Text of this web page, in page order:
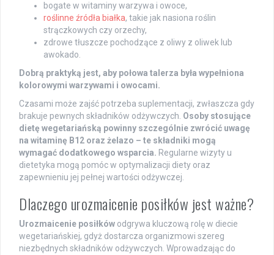
bogate w witaminy warzywa i owoce,
roślinne źródła białka, takie jak nasiona roślin
strączkowych czy orzechy,
zdrowe tłuszcze pochodzące z oliwy z oliwek lub
awokado.
Dobrą praktyką jest, aby połowa talerza była wypełniona
kolorowymi warzywami i owocami.
Czasami może zajść potrzeba suplementacji, zwłaszcza gdy
brakuje pewnych składników odżywczych. Osoby stosujące
dietę wegetariańską powinny szczególnie zwrócić uwagę
na witaminę B12 oraz żelazo – te składniki mogą
wymagać dodatkowego wsparcia. Regularne wizyty u
dietetyka mogą pomóc w optymalizacji diety oraz
zapewnieniu jej pełnej wartości odżywczej.
Dlaczego urozmaicenie posiłków jest ważne?
Urozmaicenie posiłków odgrywa kluczową rolę w diecie
wegetariańskiej, gdyż dostarcza organizmowi szereg
niezbędnych składników odżywczych. Wprowadzając do